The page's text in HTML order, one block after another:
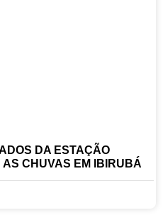
DA ESTAÇÃO
CHUVAS EM IBIRUBÁ